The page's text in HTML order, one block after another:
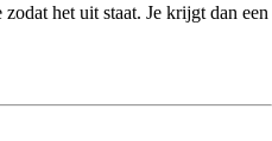
het uit staat. Je krijgt dan een